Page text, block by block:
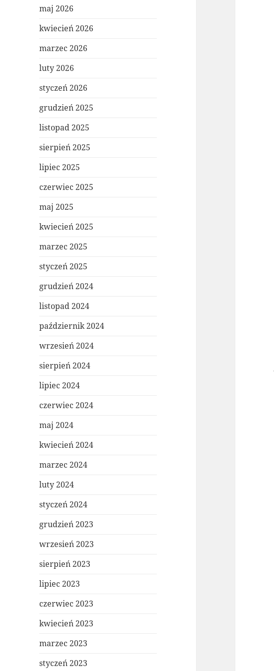
maj 2026
kwiecień 2026
marzec 2026
luty 2026
styczeń 2026
grudzień 2025
listopad 2025
sierpień 2025
lipiec 2025
czerwiec 2025
maj 2025
kwiecień 2025
marzec 2025
styczeń 2025
grudzień 2024
listopad 2024
październik 2024
wrzesień 2024
sierpień 2024
lipiec 2024
czerwiec 2024
maj 2024
kwiecień 2024
marzec 2024
luty 2024
styczeń 2024
grudzień 2023
wrzesień 2023
sierpień 2023
lipiec 2023
czerwiec 2023
kwiecień 2023
marzec 2023
styczeń 2023